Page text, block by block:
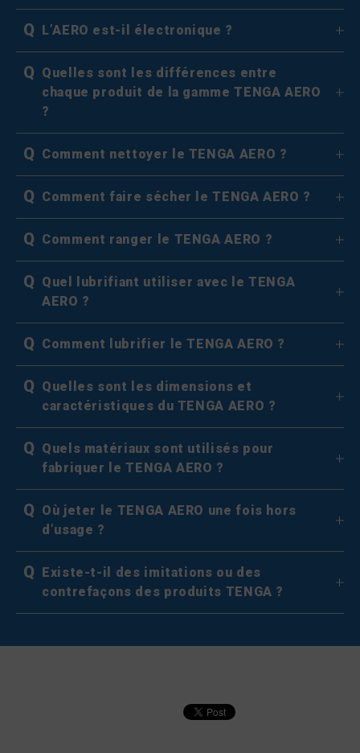
Q L’AERO est-il électronique ?
Q Quelles sont les différences entre
chaque produit de la gamme TENGA AERO
?
Q Comment nettoyer le TENGA AERO ?
Q Comment faire sécher le TENGA AERO ?
Q Comment ranger le TENGA AERO ?
Q Quel lubrifiant utiliser avec le TENGA
AERO ?
Q Comment lubrifier le TENGA AERO ?
Q Quelles sont les dimensions et
caractéristiques du TENGA AERO ?
Q Quels matériaux sont utilisés pour
fabriquer le TENGA AERO ?
Q Où jeter le TENGA AERO une fois hors
d’usage ?
Q Existe-t-il des imitations ou des
contrefaçons des produits TENGA ?